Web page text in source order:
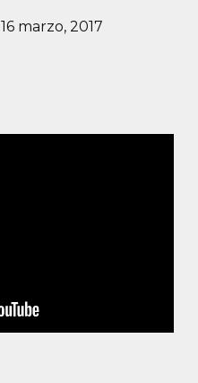
16 marzo, 2017